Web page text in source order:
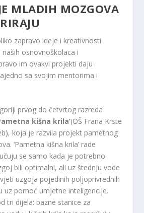
MLADIH MOZGOVA
zapravo ideje i kreativnosti
osnovnoškolaca i
im ovakvi projekti daju
sa svojim mentorima i
prvog do četvrtog razreda
kišna krila’(OŠ Frana Krste
koja je razvila projekt pametnog
‘Pametna kišna krila’ rade
se samo kada je potrebno
bili optimalni, ali uz štednju vode
uzgoja pojedinih poljoprivrednih
uz pomoć umjetne inteligencije.
tri dijela: bazne stanice za